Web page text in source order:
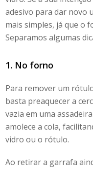
adesivo para dar novo
mais simples, já que o
Separamos algumas
1. No forno
Para remover um
basta preaquecer a
vazia em uma
amolece a cola,
vidro ou o rótulo.
Ao retirar a garrafa